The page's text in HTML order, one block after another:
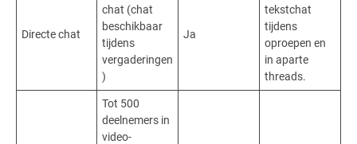
Directe chat
chat (chat
beschikbaar
tijdens
vergaderingen
)
Ja
tekstchat
tijdens
oproepen en
in aparte
threads.
Tot 500
deelnemers in
video-